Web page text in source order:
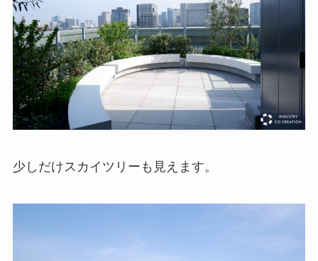
少しだけスカイツリーも見えます。